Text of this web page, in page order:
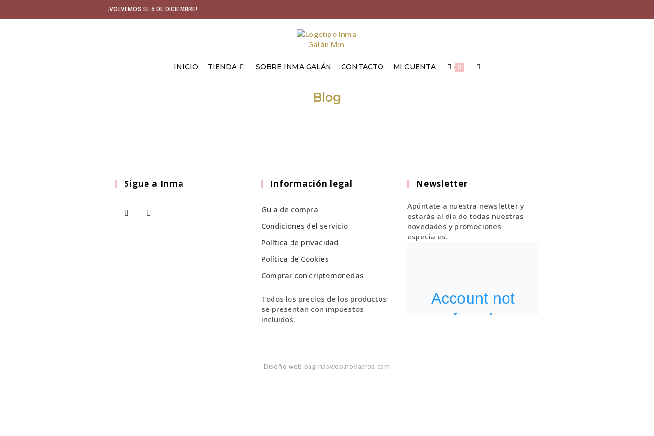
¡VOLVEMOS EL 5 DE DICIEMBRE!
INICIO TIENDA SOBRE INMA GALÁN CONTACTO MI CUENTA 0
Blog
Sigue a Inma Información legal
Guía de compra
Condiciones del servicio
Política de privacidad
Política de Cookies
Comprar con criptomonedas
Todos los precios de los productos
se presentan con impuestos
incluidos.
Newsletter
Apúntate a nuestra newsletter y
estarás al día de todas nuestras
novedades y promociones
especiales.
Diseño web paginasweb.novacros.com